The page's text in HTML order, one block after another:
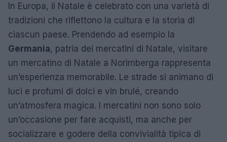
In Europa, il Natale è celebrato con una varietà di
tradizioni che riflettono la cultura e la storia di
ciascun paese. Prendendo ad esempio la
Germania, patria dei mercatini di Natale, visitare
un mercatino di Natale a Norimberga rappresenta
un’esperienza memorabile. Le strade si animano di
luci e profumi di dolci e vin brulé, creando
un’atmosfera magica. I mercatini non sono solo
un’occasione per fare acquisti, ma anche per
socializzare e godere della convivialità tipica di